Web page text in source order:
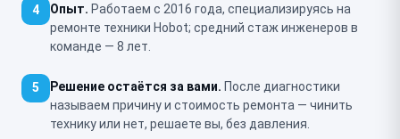
4 Опыт. Работаем с 2016 года, специализируясь на
ремонте техники Hobot; средний стаж инженеров в
команде — 8 лет.
5 Решение остаётся за вами. После диагностики
называем причину и стоимость ремонта — чинить
технику или нет, решаете вы, без давления.